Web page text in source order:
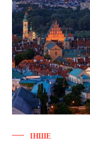
ІНШЕ